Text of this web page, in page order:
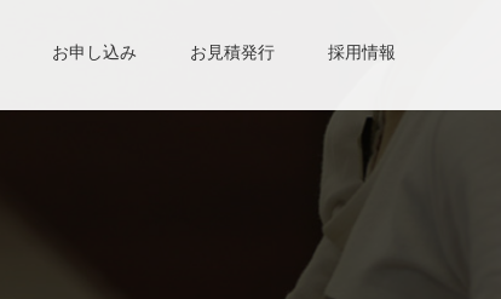
お申し込み お見積発行 採用情報